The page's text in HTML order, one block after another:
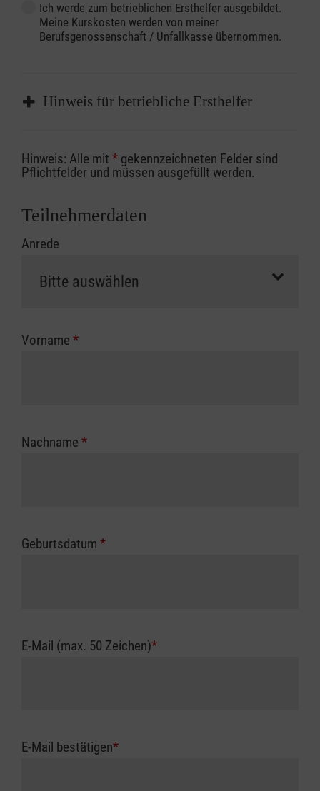
Ich werde zum betrieblichen Ersthelfer ausgebildet.
Meine Kurskosten werden von meiner
Berufsgenossenschaft / Unfallkasse übernommen.
Hinweis für betriebliche Ersthelfer
Sofern Sie ein Kostenübernahmeverfahren
Ihrer Berufsgenossenschaft / Unfallkasse
Abrechnungsunterlagen spätestens zu
erfolgt eine Abrechnung der vollen Kursgebühr
Die notwendigen Formulare für die
zuständigen Berufsgenossenschaft oder
Hinweis: Alle mit * gekennzeichneten Felder sind
Pflichtfelder und müssen ausgefüllt werden.
Teilnehmerdaten
Anrede
Vorname *
Nachname *
Geburtsdatum *
E-Mail (max. 50 Zeichen)*
E-Mail bestätigen*